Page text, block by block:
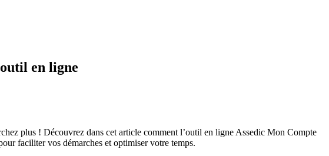
en ligne
plus ! Découvrez dans cet article comment l’outil en ligne Assedic Mon Compte
faciliter vos démarches et optimiser votre temps.